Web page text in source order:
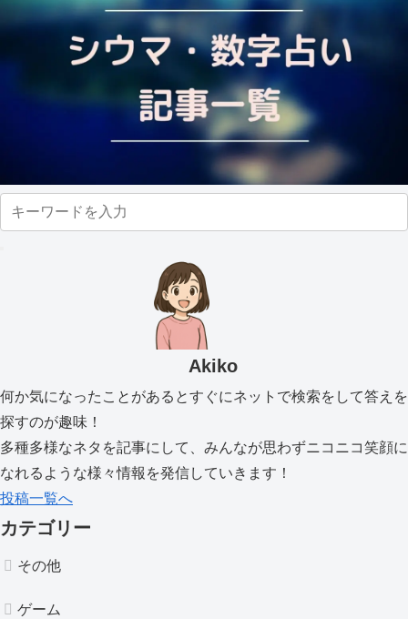
Akiko
何か気になったことがあるとすぐにネットで検索をして答えを
探すのが趣味！
多種多様なネタを記事にして、みんなが思わずニコニコ笑顔に
なれるような様々情報を発信していきます！
投稿一覧へ
カテゴリー
その他
ゲーム